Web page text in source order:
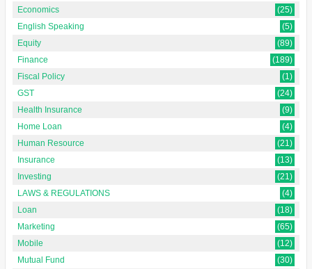
Economics
(25)
English Speaking
(5)
Equity
(89)
Finance
(189)
Fiscal Policy
(1)
GST
(24)
Health Insurance
(9)
Home Loan
(4)
Human Resource
(21)
Insurance
(13)
Investing
(21)
LAWS & REGULATIONS
(4)
Loan
(18)
Marketing
(65)
Mobile
(12)
Mutual Fund
(30)